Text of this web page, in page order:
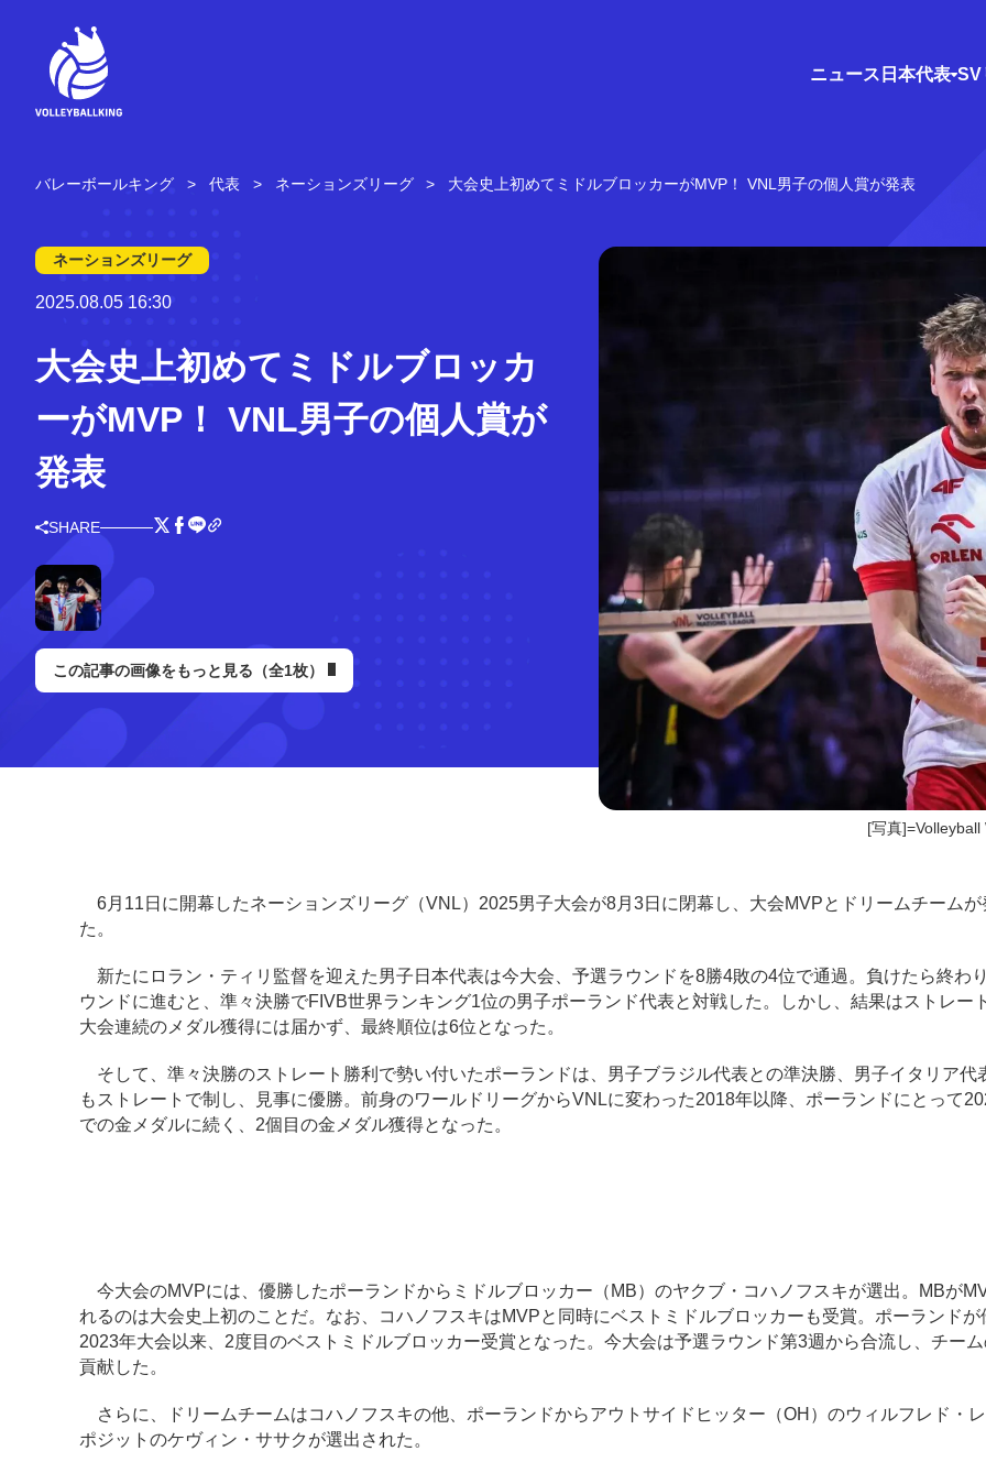
ニュース 日本代表 SV
バレーボールキング 代表 ネーションズリーグ 大会史上初めてミドルブロッカーがMVP！ VNL男子の個人賞が発表
ネーションズリーグ
2025.08.05 16:30
大会史上初めてミドルブロッカ
ーがMVP！ VNL男子の個人賞が
発表
SHARE
この記事の画像をもっと見る（全1枚）
[写真
6月11日に開幕したネーションズリーグ（VNL）2025男子大会が8月3日に閉幕し、大会MVPとドリームチームが
た。
新たにロラン・ティリ監督を迎えた男子日本代表は今大会、予選ラウンドを8勝4敗の4位で通過。負けたら終わ
ウンドに進むと、準々決勝でFIVB世界ランキング1位の男子ポーランド代表と対戦した。しかし、結果はストレー
大会連続のメダル獲得には届かず、最終順位は6位となった。
そして、準々決勝のストレート勝利で勢い付いたポーランドは、男子ブラジル代表との準決勝、男子イタリア代
もストレートで制し、見事に優勝。前身のワールドリーグからVNLに変わった2018年以降、ポーランドにとって
での金メダルに続く、2個目の金メダル獲得となった。
今大会のMVPには、優勝したポーランドからミドルブロッカー（MB）のヤクブ・コハノフスキが選出。MBが
れるのは大会史上初のことだ。なお、コハノフスキはMVPと同時にベストミドルブロッカーも受賞。ポーランドが
2023年大会以来、2度目のベストミドルブロッカー受賞となった。今大会は予選ラウンド第3週から合流し、チー
貢献した。
さらに、ドリームチームはコハノフスキの他、ポーランドからアウトサイドヒッター（OH）のウィルフレド・
ポジットのケヴィン・ササクが選出された。